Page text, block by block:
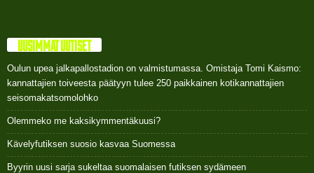
UUSIMMAT UUTISET
Oulun upea jalkapallostadion on valmistumassa. Omistaja Tomi Kaismo:
kannattajien toiveesta päätyyn tulee 250 paikkainen kotikannattajien
seisomakatsomolohko
Olemmeko me kaksikymmentäkuusi?
Kävelyfutiksen suosio kasvaa Suomessa
Byyrin uusi sarja sukeltaa suomalaisen futiksen sydämeen